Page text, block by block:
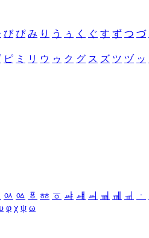
び ぴ み り う ぅ く ぐ す ず つ づ
ピ ミ リ ウ ゥ ク グ ス ズ ツ ヅ ッ
ㆂ ㆃ ㆄ ㆅ ㆆ ㆇ ㆈ ㆉ ㆊ ㆋ ㆌ ㆍ
φ χ ψ ω